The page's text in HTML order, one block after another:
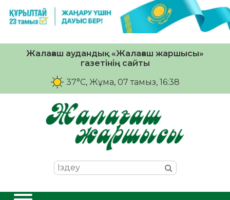
Жалағаш аудандық «Жалағаш жаршысы»
газетінің сайты
37°C, Жұма, 07 тамыз, 16:38